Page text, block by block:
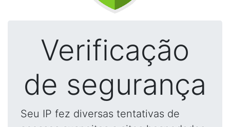
Verificação
de segurança
Seu IP fez diversas tentativas de